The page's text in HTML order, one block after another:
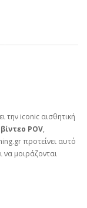
την iconic αισθητική
POV,
προτείνει αυτό
μοιράζονται